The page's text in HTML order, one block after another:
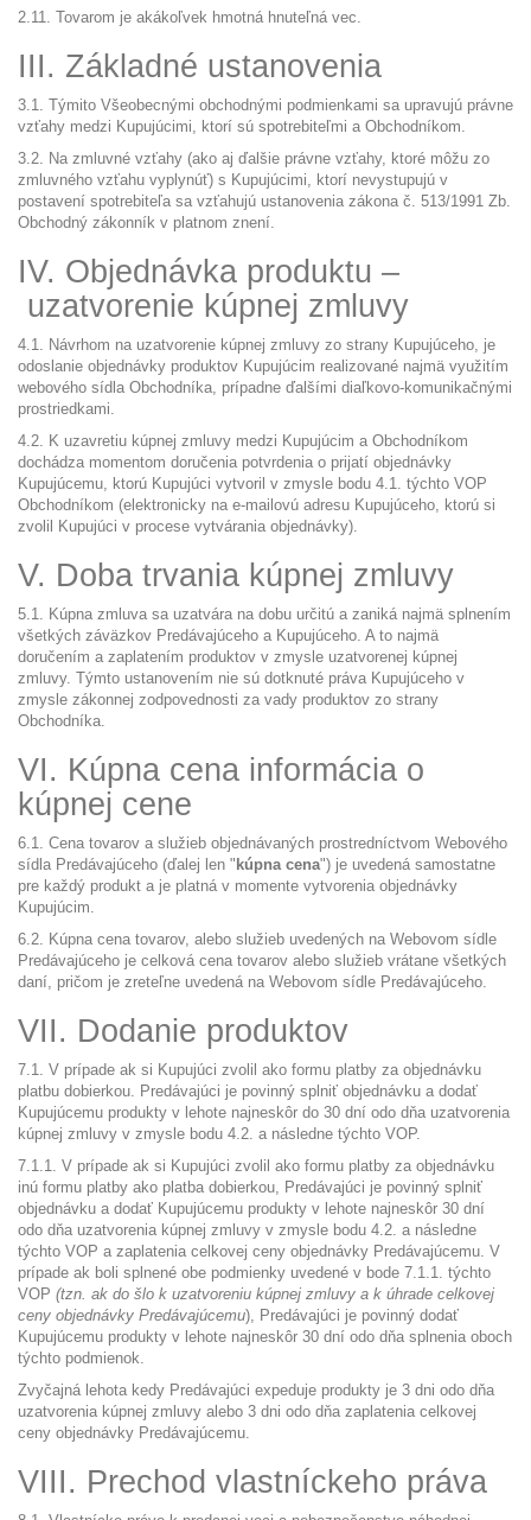
2.11. Tovarom je akákoľvek hmotná hnuteľná vec.
III. Základné ustanovenia
3.1. Týmito Všeobecnými obchodnými podmienkami sa upravujú právne
vzťahy medzi Kupujúcimi, ktorí sú spotrebiteľmi a Obchodníkom.
3.2. Na zmluvné vzťahy (ako aj ďalšie právne vzťahy, ktoré môžu zo
zmluvného vzťahu vyplynúť) s Kupujúcimi, ktorí nevystupujú v
postavení spotrebiteľa sa vzťahujú ustanovenia zákona č. 513/1991 Zb.
Obchodný zákonník v platnom znení.
IV. Objednávka produktu –
uzatvorenie kúpnej zmluvy
4.1. Návrhom na uzatvorenie kúpnej zmluvy zo strany Kupujúceho, je
odoslanie objednávky produktov Kupujúcim realizované najmä využitím
webového sídla Obchodníka, prípadne ďalšími diaľkovo-komunikačnými
prostriedkami.
4.2. K uzavretiu kúpnej zmluvy medzi Kupujúcim a Obchodníkom
dochádza momentom doručenia potvrdenia o prijatí objednávky
Kupujúcemu, ktorú Kupujúci vytvoril v zmysle bodu 4.1. týchto VOP
Obchodníkom (elektronicky na e-mailovú adresu Kupujúceho, ktorú si
zvolil Kupujúci v procese vytvárania objednávky).
V. Doba trvania kúpnej zmluvy
5.1. Kúpna zmluva sa uzatvára na dobu určitú a zaniká najmä splnením
všetkých záväzkov Predávajúceho a Kupujúceho. A to najmä
doručením a zaplatením produktov v zmysle uzatvorenej kúpnej
zmluvy. Týmto ustanovením nie sú dotknuté práva Kupujúceho v
zmysle zákonnej zodpovednosti za vady produktov zo strany
Obchodníka.
VI. Kúpna cena informácia o
kúpnej cene
6.1. Cena tovarov a služieb objednávaných prostredníctvom Webového
sídla Predávajúceho (ďalej len " kúpna cena") je uvedená samostatne
pre každý produkt a je platná v momente vytvorenia objednávky
Kupujúcim.
6.2. Kúpna cena tovarov, alebo služieb uvedených na Webovom sídle
Predávajúceho je celková cena tovarov alebo služieb vrátane všetkých
daní, pričom je zreteľne uvedená na Webovom sídle Predávajúceho.
VII. Dodanie produktov
7.1. V prípade ak si Kupujúci zvolil ako formu platby za objednávku
platbu dobierkou. Predávajúci je povinný splniť objednávku a dodať
Kupujúcemu produkty v lehote najneskôr do 30 dní odo dňa uzatvorenia
kúpnej zmluvy v zmysle bodu 4.2. a následne týchto VOP.
7.1.1. V prípade ak si Kupujúci zvolil ako formu platby za objednávku
inú formu platby ako platba dobierkou, Predávajúci je povinný splniť
objednávku a dodať Kupujúcemu produkty v lehote najneskôr 30 dní
odo dňa uzatvorenia kúpnej zmluvy v zmysle bodu 4.2. a následne
týchto VOP a zaplatenia celkovej ceny objednávky Predávajúcemu. V
prípade ak boli splnené obe podmienky uvedené v bode 7.1.1. týchto
VOP (tzn. ak do šlo k uzatvoreniu kúpnej zmluvy a k úhrade celkovej
ceny objednávky Predávajúcemu), Predávajúci je povinný dodať
Kupujúcemu produkty v lehote najneskôr 30 dní odo dňa splnenia oboch
týchto podmienok.
Zvyčajná lehota kedy Predávajúci expeduje produkty je 3 dni odo dňa
uzatvorenia kúpnej zmluvy alebo 3 dni odo dňa zaplatenia celkovej
ceny objednávky Predávajúcemu.
VIII. Prechod vlastníckeho práva